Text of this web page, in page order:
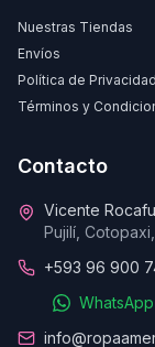
Nuestras Tiendas
Envíos
Política de Privacidad
Términos y
Contacto
Vicente
Pujilí,
+593 96 900
WhatsApp